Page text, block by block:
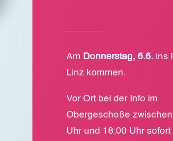
Am Donnerstag, 6.6. ins
Linz kommen.
Vor Ort bei der Info im
Obergeschoße
Uhr und 18:00 Uhr sofort